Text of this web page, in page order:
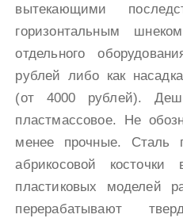
вытекающими
горизонтальным
отдельного
рублей либо как
(от 4000 рублей).
пластмассовое. Не
менее прочные. Сталь
абрикосовой
пластиковых моделей
перерабатывают